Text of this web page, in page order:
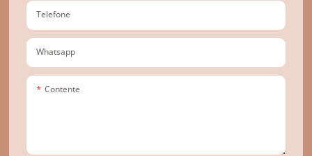
Telefone
Whatsapp
Contente